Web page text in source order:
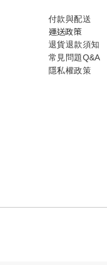
付款與配送
運送政策
退貨退款須知
常見問題Q&A
隱私權政策